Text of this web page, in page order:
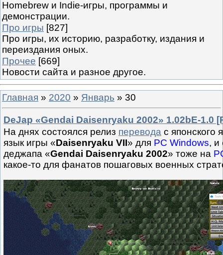
Homebrew и Indie-игры, программы и
демонстрации.
Про игры [827]
Про игры, их историю, разработку, издания и
переиздания оных.
Прочее [669]
Новости сайта и разное другое.
Главная » 2020 » Январь » 30
DeJap «Gendai Daisenryaku 2002» 1.02bE-1.0
На днях состоялся релиз перевода с японского
язык игры «Daisenryaku VII» для PC Windows, и
деджапа «Gendai Daisenryaku 2002» тоже на
какое-то для фанатов пошаговых военных